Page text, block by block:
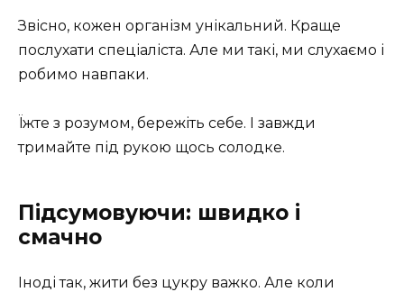
Звісно, кожен організм унікальний. Краще
послухати спеціаліста. Але ми такі, ми слухаємо і
робимо навпаки.
Їжте з розумом, бережіть себе. І завжди
тримайте під рукою щось солодке.
Підсумовуючи: швидко і
смачно
Іноді так, жити без цукру важко. Але коли